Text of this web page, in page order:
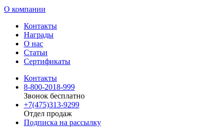
О компании
Контакты
Награды
О нас
Статьи
Сертификаты
Контакты
8-800-2018-999
Звонок бесплатно
+7(475)313-9299
Отдел продаж
Подписка на рассылку